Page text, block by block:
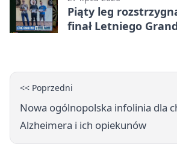
Piąty leg
finał Letniego
<< Poprzedni
Nowa ogólnopolska infolinia dla
Alzheimera i ich opiekunów